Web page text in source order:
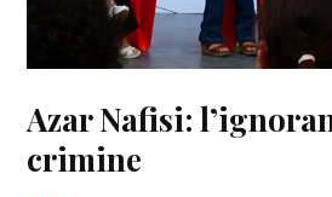
Azar Nafisi:
crimine